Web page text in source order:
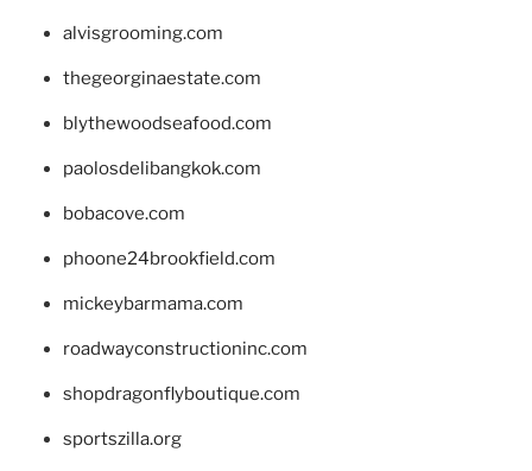
alvisgrooming.com
thegeorginaestate.com
blythewoodseafood.com
paolosdelibangkok.com
bobacove.com
phoone24brookfield.com
mickeybarmama.com
roadwayconstructioninc.com
shopdragonflyboutique.com
sportszilla.org